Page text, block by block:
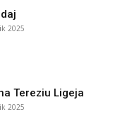
2025
Tereziu Ligeja
2025